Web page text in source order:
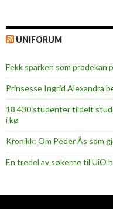
UNIFORUM
Fekk sparken som prodekan
Prinsesse Ingrid Alexandra
18 430 studenter tildelt
i kø
Kronikk: Om Peder Ås som
En tredel av søkerne til UiO